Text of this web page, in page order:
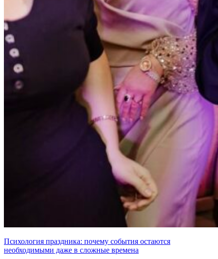
Психология праздника: почему события остаются
необходимыми даже в сложные времена